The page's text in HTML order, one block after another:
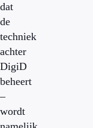
dat
de
techniek
achter
DigiD
beheert
–
wordt